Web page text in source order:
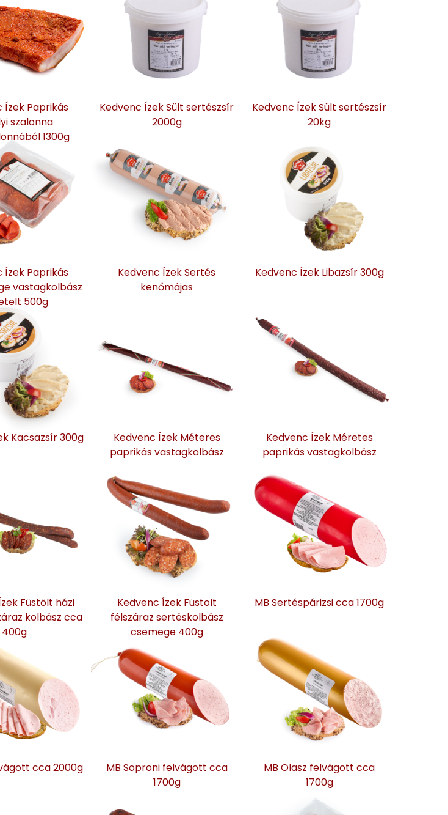
Ízek Paprikás
szalonna
1300g
Kedvenc Ízek Sült sertészsír
2000g
Kedvenc Ízek Sült sertészsír
20kg
Ízek Paprikás
vastagkolbász
500g
Kedvenc Ízek Sertés
kenőmájas
Kedvenc Ízek Libazsír 300g
Kacsazsír 300g
Kedvenc Ízek Méteres
paprikás vastagkolbász
Kedvenc Ízek Méretes
paprikás vastagkolbász
Füstölt házi
kolbász cca
400g
Kedvenc Ízek Füstölt
félszáraz sertéskolbász
csemege 400g
MB Sertéspárizsi cca 1700g
cca 2000g
MB Soproni felvágott cca
1700g
MB Olasz felvágott cca
1700g